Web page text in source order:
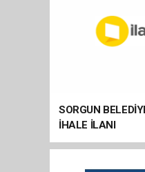
SORGUN
İHALE İLANI